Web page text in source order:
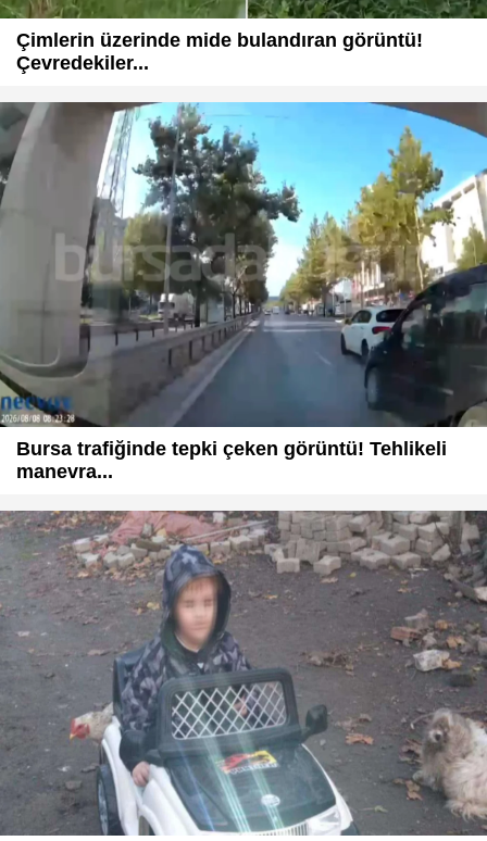
Çimlerin üzerinde mide bulandıran görüntü!
Çevredekiler...
Bursa trafiğinde tepki çeken görüntü! Tehlikeli
manevra...